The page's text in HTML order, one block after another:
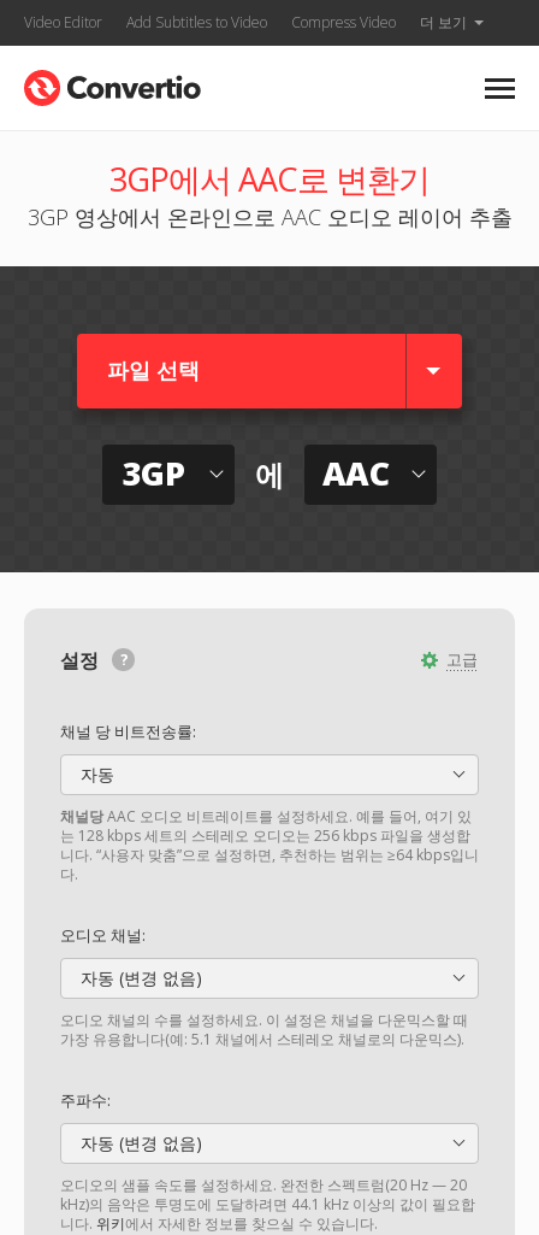
Video Editor Add Subtitles to Video Compress Video 더 보기
3GP에서 AAC로 변환기
3GP 영상에서 온라인으로 AAC 오디오 레이어 추출
파일 선택
3GP 에 AAC
고급
설정
채널 당 비트전송률:
자동
채널당AAC 오디오 비트레이트를 설정하세요. 예를 들어, 여기 있
는 128 kbps 세트의 스테레오 오디오는 256 kbps 파일을 생성합
니다. “사용자 맞춤”으로 설정하면, 추천하는 범위는 ≥64 kbps입니
다.
오디오 채널:
자동 (변경 없음)
오디오 채널의 수를 설정하세요. 이 설정은 채널을 다운믹스할 때
가장 유용합니다(예: 5.1 채널에서 스테레오 채널로의 다운믹스).
주파수:
자동 (변경 없음)
오디오의 샘플 속도를 설정하세요. 완전한 스펙트럼(20 Hz — 20
kHz)의 음악은 투명도에 도달하려면 44.1 kHz 이상의 값이 필요합
니다. 위키에서 자세한 정보를 찾으실 수 있습니다.